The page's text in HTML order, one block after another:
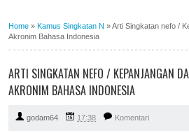
Home » Kamus Singkatan N »Arti Singkatan nefo /
Akronim Bahasa Indonesia
ARTI SINGKATAN NEFO / KEPANJANGAN
AKRONIM BAHASA INDONESIA
godam64 17:38 Komentari